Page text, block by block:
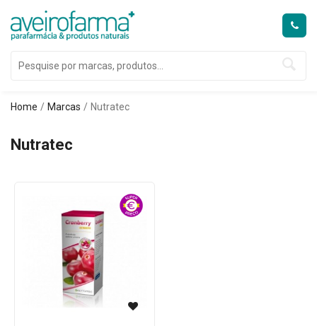
Home Marcas Nutratec
Nutratec